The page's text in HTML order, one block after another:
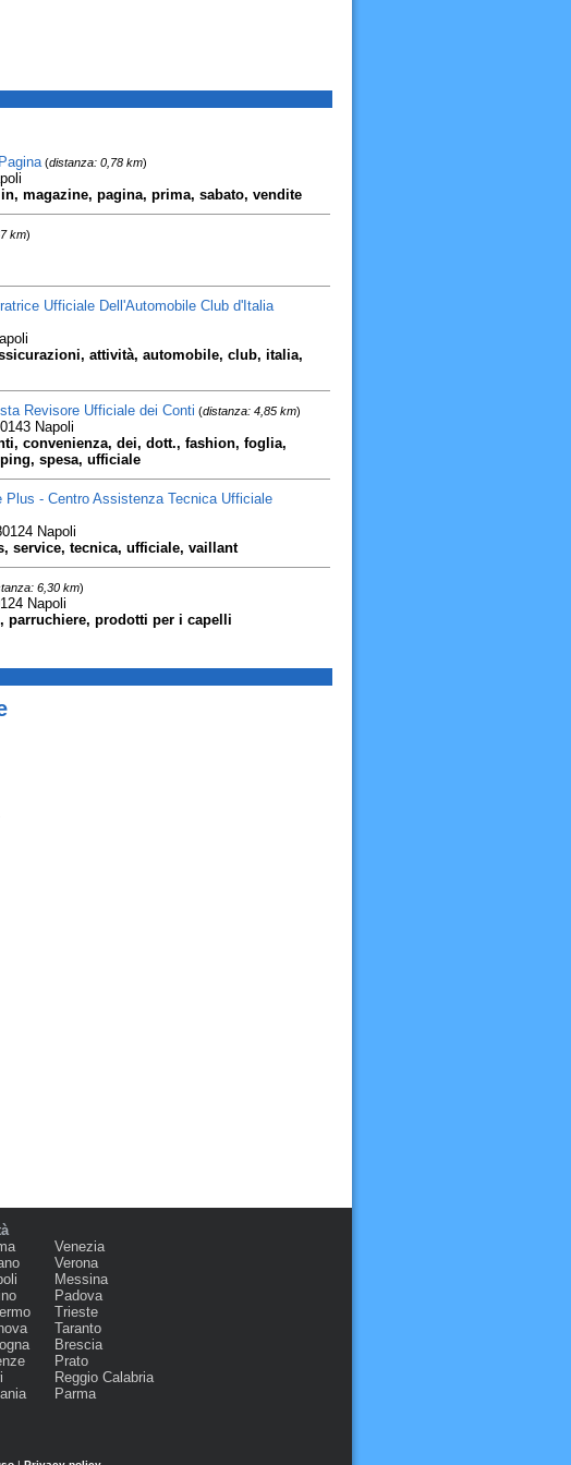
(distanza: 0,78 km)
magazine, pagina, prima, sabato, vendite
km)
Ufficiale Dell'Automobile Club d'Italia
attività, automobile, club, italia,
Revisore Ufficiale dei Conti (distanza: 4,85 km)
Napoli
convenienza, dei, dott., fashion, foglia,
spesa, ufficiale
- Centro Assistenza Tecnica Ufficiale
Napoli
service, tecnica, ufficiale, vaillant
6,30 km)
Napoli
parruchiere, prodotti per i capelli
Venezia
Verona
Messina
Padova
Trieste
Taranto
Brescia
Prato
Reggio Calabria
Parma